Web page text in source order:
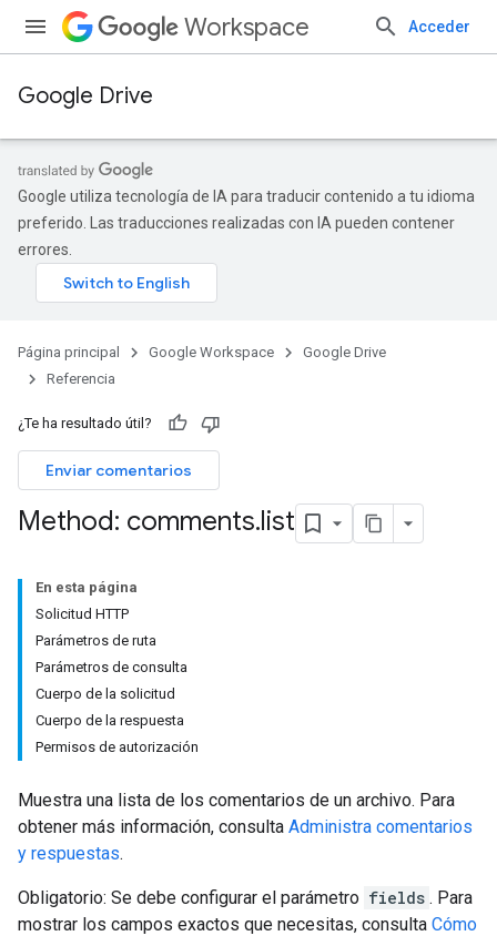
Workspace Acceder
Google Drive
Google utiliza tecnología de IA para traducir contenido a tu idioma
preferido. Las traducciones realizadas con IA pueden contener
errores.
Página principal Google Workspace
Google Drive
Referencia
¿Te ha resultado útil?
Enviar comentarios
Method: comments.list
En esta página
Solicitud HTTP
Parámetros de ruta
Parámetros de consulta
Cuerpo de la solicitud
Cuerpo de la respuesta
Permisos de autorización
Muestra una lista de los comentarios de un archivo. Para
obtener más información, consulta Administra comentarios
y respuestas.
Obligatorio: Se debe configurar el parámetro fields . Para
mostrar los campos exactos que necesitas, consulta Cómo